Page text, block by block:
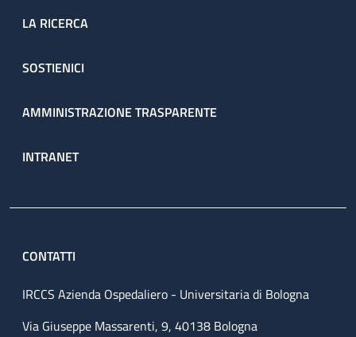
LA RICERCA
SOSTIENICI
AMMINISTRAZIONE TRASPARENTE
INTRANET
CONTATTI
IRCCS Azienda Ospedaliero - Universitaria di Bologna
Via Giuseppe Massarenti, 9, 40138 Bologna